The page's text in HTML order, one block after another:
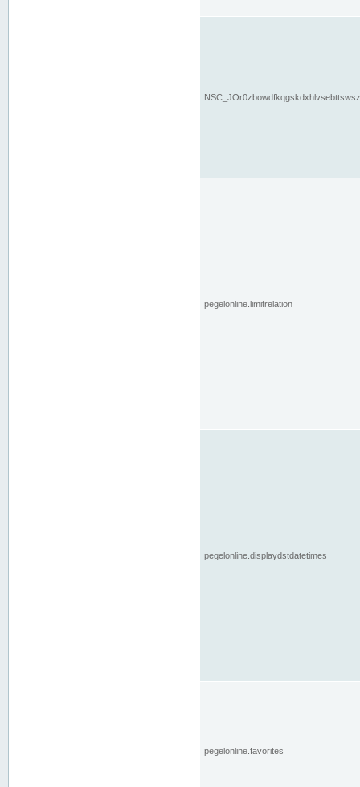
pegelonline.limitrelation
pegelonline.displaydstdatetimes
pegelonline.favorites